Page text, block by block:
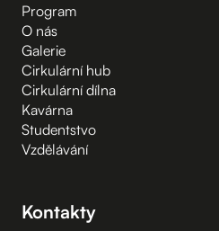
Program
O nás
Galerie
Cirkulární hub
Cirkulární dílna
Kavárna
Studentstvo
Vzdělávání
Kontakty